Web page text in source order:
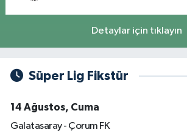
Detaylar için tıklayın
Süper Lig Fikstür
14 Ağustos, Cuma
Galatasaray - Çorum FK